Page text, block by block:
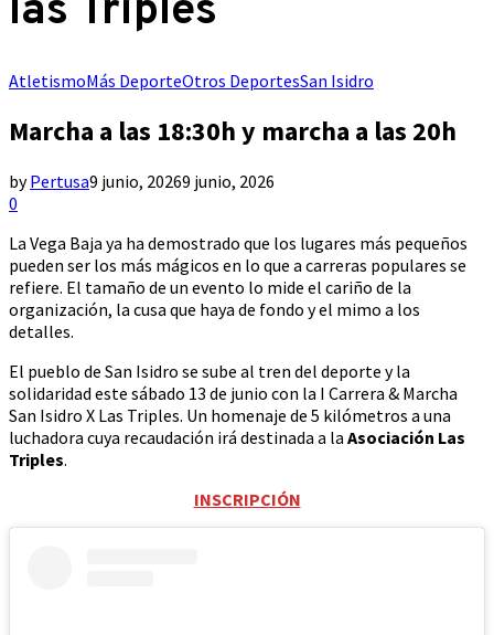
las Triples
AtletismoMás DeporteOtros DeportesSan Isidro
Marcha a las 18:30h y marcha a las 20h
byPertusa9 junio, 20269 junio, 2026
0
La Vega Baja ya ha demostrado que los lugares más pequeños
pueden ser los más mágicos en lo que a carreras populares se
refiere. El tamaño de un evento lo mide el cariño de la
organización, la cusa que haya de fondo y el mimo a los
detalles.
El pueblo de San Isidro se sube al tren del deporte y la
solidaridad este sábado 13 de junio con la I Carrera & Marcha
San Isidro X Las Triples. Un homenaje de 5 kilómetros a una
luchadora cuya recaudación irá destinada a la Asociación Las
Triples.
INSCRIPCIÓN